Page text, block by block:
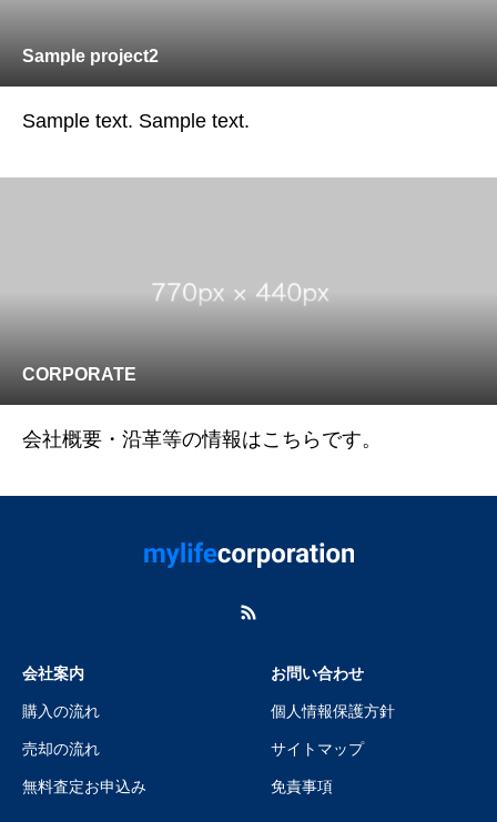
Sample project2
Sample text. Sample text.
CORPORATE
会社概要・沿革等の情報はこちらです。
会社案内
購入の流れ
売却の流れ
無料査定お申込み
お問い合わせ
個人情報保護方針
サイトマップ
免責事項